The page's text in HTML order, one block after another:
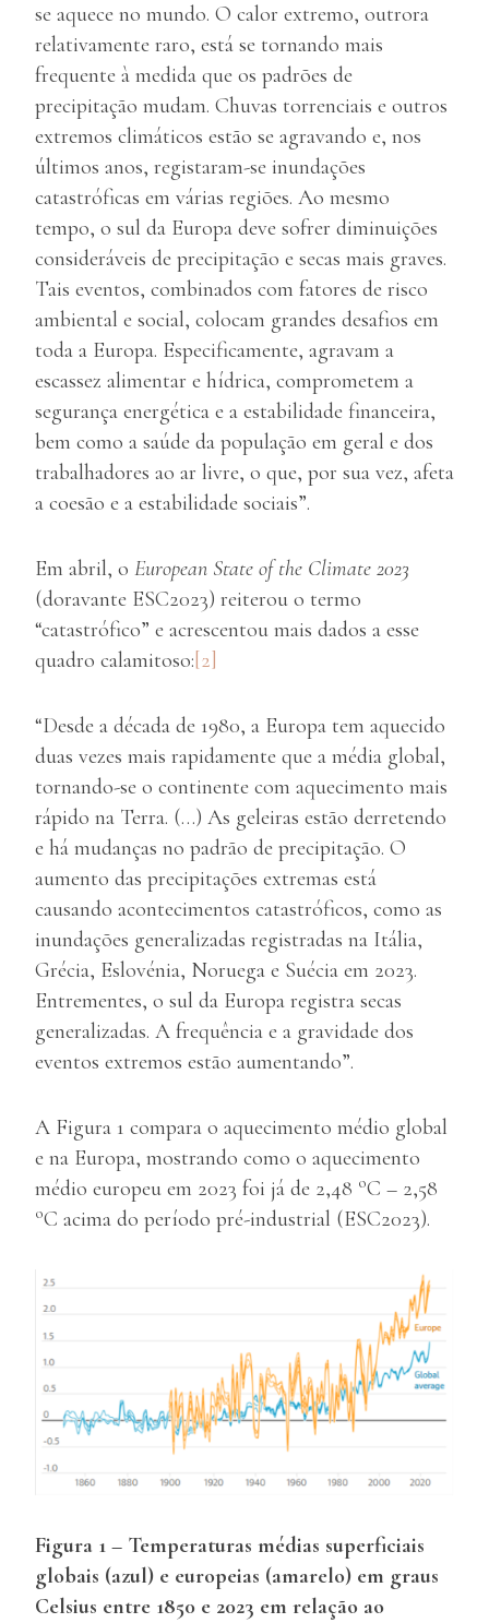
se aquece no mundo. O calor extremo, outrora
relativamente raro, está se tornando mais
frequente à medida que os padrões de
precipitação mudam. Chuvas torrenciais e outros
extremos climáticos estão se agravando e, nos
últimos anos, registaram-se inundações
catastróficas em várias regiões. Ao mesmo
tempo, o sul da Europa deve sofrer diminuições
consideráveis de precipitação e secas mais graves.
Tais eventos, combinados com fatores de risco
ambiental e social, colocam grandes desafios em
toda a Europa. Especificamente, agravam a
escassez alimentar e hídrica, comprometem a
segurança energética e a estabilidade financeira,
bem como a saúde da população em geral e dos
trabalhadores ao ar livre, o que, por sua vez, afeta
a coesão e a estabilidade sociais”.
Em abril, o European State of the Climate 2023
(doravante ESC2023) reiterou o termo
“catastrófico” e acrescentou mais dados a esse
quadro calamitoso:[2]
“Desde a década de 1980, a Europa tem aquecido
duas vezes mais rapidamente que a média global,
tornando-se o continente com aquecimento mais
rápido na Terra. (…) As geleiras estão derretendo
e há mudanças no padrão de precipitação. O
aumento das precipitações extremas está
causando acontecimentos catastróficos, como as
inundações generalizadas registradas na Itália,
Grécia, Eslovénia, Noruega e Suécia em 2023.
Entrementes, o sul da Europa registra secas
generalizadas. A frequência e a gravidade dos
eventos extremos estão aumentando”.
A Figura 1 compara o aquecimento médio global
e na Europa, mostrando como o aquecimento
médio europeu em 2023 foi já de 2,48 oC – 2,58
oC acima do período pré-industrial (ESC2023).
Figura 1 – Temperaturas médias superficiais
globais (azul) e europeias (amarelo) em graus
Celsius entre 1850 e 2023 em relação ao